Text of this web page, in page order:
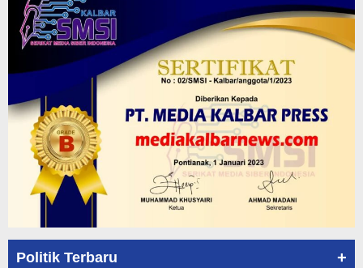
Politik Terbaru +